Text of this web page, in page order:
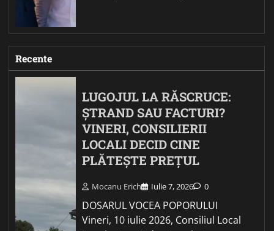
Recente
LUGOJUL LA RĂSCRUCE:
ȘTRAND SAU FACTURI?
VINERI, CONSILIERII
LOCALI DECID CINE
PLĂTEȘTE PREȚUL
Mocanu Erich Iulie 7, 2026 0
DOSARUL VOCEA POPORULUI
Vineri, 10 iulie 2026, Consiliul Local